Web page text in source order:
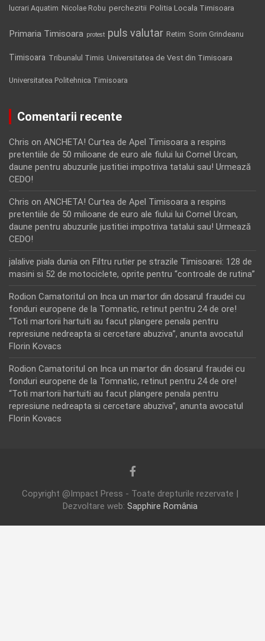
lucrari Aquatim Nicolae Robu perchezitii Politia Locala Timisoara
Primaria Timisoara protest puls valutar Retim Sorin Grindeanu
Timisoara Tribunalul Timis Universitatea de Vest din Timisoara
Universitatea Politehnica Timisoara
Comentarii recente
Chris on ANCHETA! Curtea de Apel Timisoara a respins
pretentiile de 50 milioane de euro ale fiului lui Cornel Urcan,
daune pentru abuzurile justitiei impotriva tatalui sau! Urmează
CEDO!
Chris on ANCHETA! Curtea de Apel Timisoara a respins
pretentiile de 50 milioane de euro ale fiului lui Cornel Urcan,
daune pentru abuzurile justitiei impotriva tatalui sau! Urmează
CEDO!
jalalive piala dunia on Filtru rutier pe strazile Timisoarei: 128 de
masini si 52 de motociclete, oprite pentru “controale de rutina”
Rodion Camatoritul on Inca un martor din dosarul fraudei cu
fonduri europene de la Tomnatic, retinut pentru 24 de ore!
“Toti martorii hartuiti au facut plangere penala pentru
represiune nedreapta si cercetare abuziva”, anunta avocatul
Florin Kovacs
Rodion Camatoritul on Inca un martor din dosarul fraudei cu
fonduri europene de la Tomnatic, retinut pentru 24 de ore!
“Toti martorii hartuiti au facut plangere penala pentru
represiune nedreapta si cercetare abuziva”, anunta avocatul
Florin Kovacs
Copyright @Impact Press - Toate drepturile rezervate |
Dezvoltare web: Sapphire România